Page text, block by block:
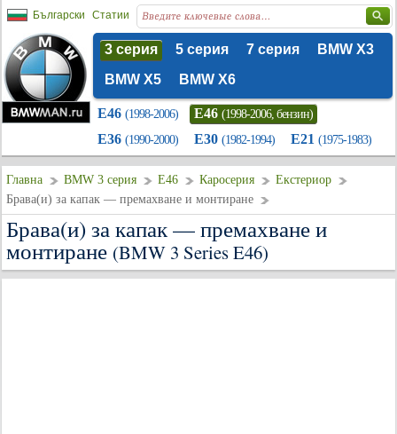
Български Статии
3 серия 5 серия 7 серия
BMW X3
BMW X5
BMW X6
E46 (1998-2006) E46 (1998-2006, бензин)
E36 (1990-2000) E30 (1982-1994) E21 (1975-1983)
Главна BMW 3 серия E46 Каросерия
Екстериор
Брава(и) за капак — премахване и монтиране
Брава(и) за капак — премахване и
монтиране (BMW 3 Series E46)